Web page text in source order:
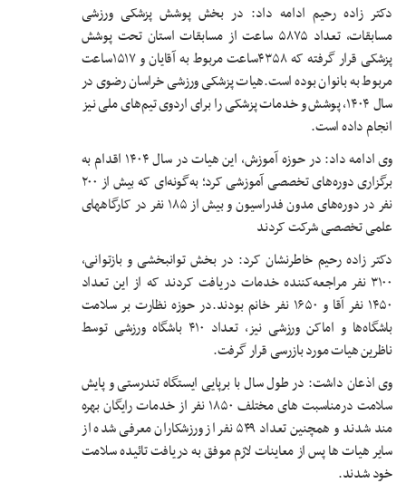
دکتر زاده رحیم ادامه داد: در بخش پوشش پزشکی ورزشی
مسابقات، تعداد ۵۸۷۵ ساعت از مسابقات استان تحت پوشش
پزشکی قرار گرفته که ۴۳۵۸ساعت مربوط به آقایان و ۱۵۱۷ساعت
مربوط به بانوان بوده است.هیات پزشکی ورزشی خراسان رضوی در
سال ۱۴۰۴، پوشش و خدمات پزشکی را برای اردوی تیم‌های ملی نیز
انجام داده است.
وی ادامه داد: در حوزه آموزش، این هیات در سال ۱۴۰۴ اقدام به
برگزاری دوره‌های تخصصی آموزشی کرد؛ به‌گونه‌ای که بیش از ۲۰۰
نفر در دوره‌های مدون فدراسیون و بیش از ۱۸۵ نفر در کارگاههای
علمی تخصصی شرکت کردند
دکتر زاده رحیم خاطرنشان کرد: در بخش توانبخشی و بازتوانی،
۳۱۰۰ نفر مراجعه‌کننده خدمات دریافت کردند که از این تعداد
۱۴۵۰ نفر آقا و ۱۶۵۰ نفر خانم بودند.در حوزه نظارت بر سلامت
باشگاه‌ها و اماکن ورزشی نیز، تعداد ۴۱۰ باشگاه ورزشی توسط
ناظرین هیات مورد بازرسی قرار گرفت.
وی اذعان داشت: در طول سال با برپایی ایستگاه تندرستی و پایش
سلامت درمناسبت های مختلف ۱۸۵۰ نفر از خدمات رایگان بهره
مند شدند و همچنین تعداد ۵۴۹ نفر از ورزشکاران معرفی شده از
سایر هیات ها پس از معاینات لازم موفق به دریافت تائیده سلامت
خود شدند.